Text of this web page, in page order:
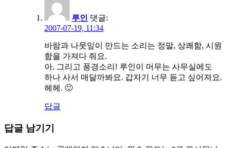
루인 댓글:
2007-07-19, 11:34
바람과 나뭇잎이 만드는 소리는 정말, 상쾌함, 시원
함을 가져다 줘요.
아, 그리고 풍경소리! 루인이 머무는 사무실에도
하나 사서 매달까봐요. 갑자기 너무 듣고 싶어져요.
헤헤. 🙂
답글
답글 남기기